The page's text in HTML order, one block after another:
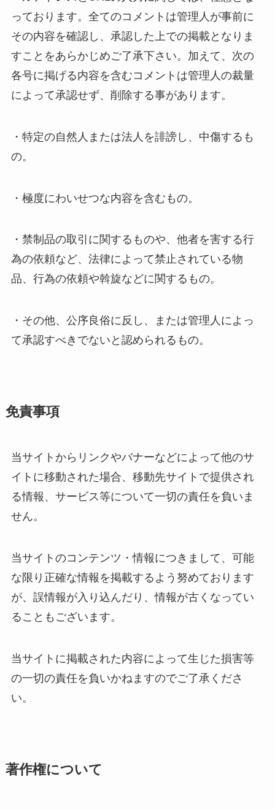
っております。全てのコメントは管理人が事前に
その内容を確認し、承認した上での掲載となりま
すことをあらかじめご了承下さい。加えて、次の
各号に掲げる内容を含むコメントは管理人の裁量
によって承認せず、削除する事があります。
・特定の自然人または法人を誹謗し、中傷するも
の。
・極度にわいせつな内容を含むもの。
・禁制品の取引に関するものや、他者を害する行
為の依頼など、法律によって禁止されている物
品、行為の依頼や斡旋などに関するもの。
・その他、公序良俗に反し、または管理人によっ
て承認すべきでないと認められるもの。
免責事項
当サイトからリンクやバナーなどによって他のサ
イトに移動された場合、移動先サイトで提供され
る情報、サービス等について一切の責任を負いま
せん。
当サイトのコンテンツ・情報につきまして、可能
な限り正確な情報を掲載するよう努めております
が、誤情報が入り込んだり、情報が古くなってい
ることもございます。
当サイトに掲載された内容によって生じた損害等
の一切の責任を負いかねますのでご了承くださ
い。
著作権について